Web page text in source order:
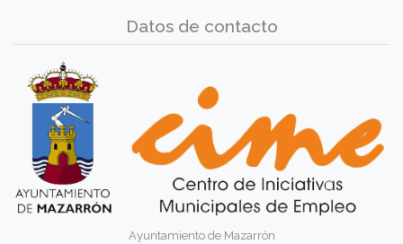
Datos de contacto
Ayuntamiento de Mazarrón